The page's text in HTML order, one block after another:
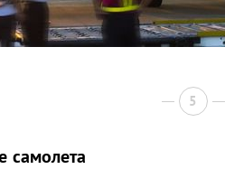
5
самолета